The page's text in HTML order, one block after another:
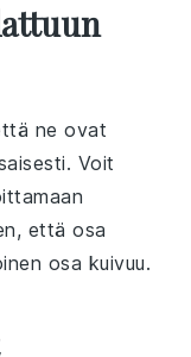
ne ovat
Voit
että osa
osa kuivuu.